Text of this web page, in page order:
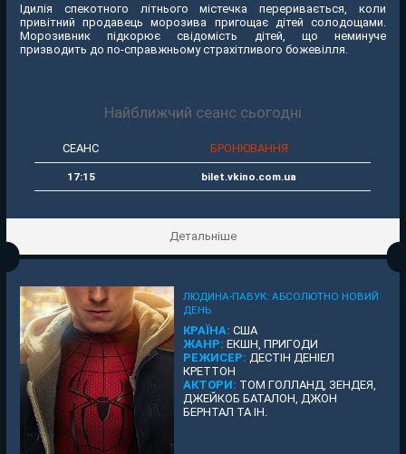
Ідилія спекотного літнього містечка переривається, коли
привітний продавець морозива пригощає дітей солодощами.
Морозивник підкорює свідомість дітей, що неминуче
призводить до по-справжньому страхітливого божевілля.
Найближчий сеанс сьогодні
СЕАНС БРОНЮВАННЯ
17:15 bilet.vkino.com.ua
Детальніше
ЛЮДИНА-ПАВУК: АБСОЛЮТНО НОВИЙ
ДЕНЬ
КРАЇНА: США
ЖАНР: ЕКШН, ПРИГОДИ
РЕЖИСЕР: ДЕСТІН ДЕНІЕЛ
КРЕТТОН
АКТОРИ: ТОМ ГОЛЛАНД, ЗЕНДЕЯ,
ДЖЕЙКОБ БАТАЛОН, ДЖОН
БЕРНТАЛ ТА ІН.